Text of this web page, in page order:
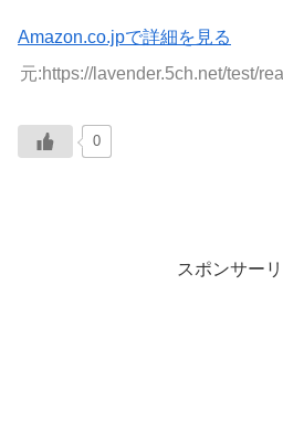
Amazon.co.jpで詳細を見る
元:https://lavender.5ch.net/test/
0
スポンサー